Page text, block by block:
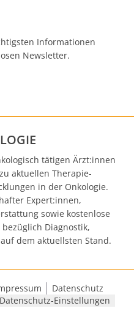
Informationen
Newsletter.
tätigen Ärzt:innen
aktuellen Therapie-
in der Onkologie.
Expert:innen,
sowie kostenlose
Diagnostik,
dem aktuellsten Stand.
Datenschutz
Datenschutz-Einstellungen